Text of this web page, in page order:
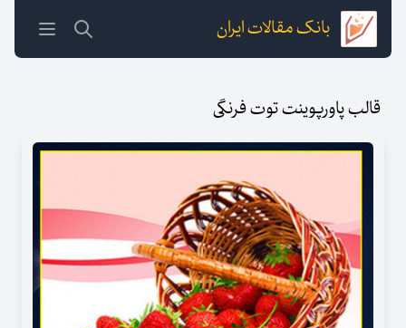
بانک مقالات ایران
قالب پاورپوینت توت فرنگی